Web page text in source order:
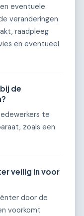
eventuele
veranderingen
raadpleeg
en eventueel
de
te
zoals een
veilig in voor
door de
voorkomt